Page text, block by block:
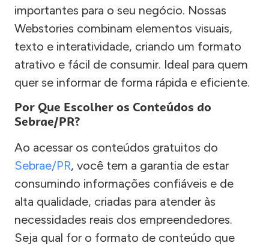
importantes para o seu negócio. Nossas
Webstories combinam elementos visuais,
texto e interatividade, criando um formato
atrativo e fácil de consumir. Ideal para quem
quer se informar de forma rápida e eficiente.
Por Que Escolher os Conteúdos do
Sebrae/PR?
Ao acessar os conteúdos gratuitos do
Sebrae/PR, você tem a garantia de estar
consumindo informações confiáveis e de
alta qualidade, criadas para atender às
necessidades reais dos empreendedores.
Seja qual for o formato de conteúdo que